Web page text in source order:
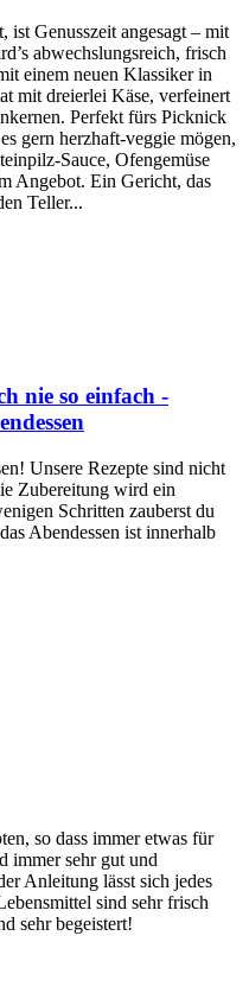
ist Genusszeit angesagt – mit
abwechslungsreich, frisch
einem neuen Klassiker in
mit dreierlei Käse, verfeinert
Perfekt fürs Picknick
gern herzhaft-veggie mögen,
Sauce, Ofengemüse
Angebot. Ein Gericht, das
Teller...
nie so einfach -
Unsere Rezepte sind nicht
Zubereitung wird ein
Schritten zauberst du
Abendessen ist innerhalb
so dass immer etwas für
immer sehr gut und
Anleitung lässt sich jedes
sind sehr frisch
sehr begeistert!